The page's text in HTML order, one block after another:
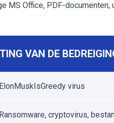
MS Office, PDF-documenten,
VAN DE
ElonMuskIsGreedy virus
Ransomware, cryptovirus,